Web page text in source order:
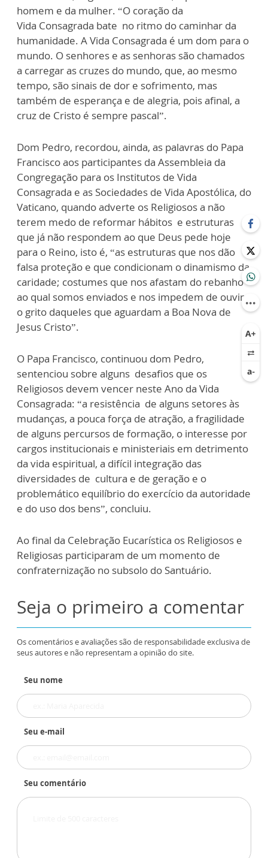
homem e da mulher. “O coração da
Vida Consagrada bate no ritmo do caminhar da
humanidade. A Vida Consagrada é um dom para o
mundo. O senhores e as senhoras são chamados
a carregar as cruzes do mundo, que, ao mesmo
tempo, são sinais de dor e sofrimento, mas
também de esperança e de alegria, pois afinal, a
cruz de Cristo é sempre pascal”.
Dom Pedro, recordou, ainda, as palavras do Papa
Francisco aos participantes da Assembleia da
Congregação para os Institutos de Vida
Consagrada e as Sociedades de Vida Apostólica, do
Vaticano, quando adverte os Religiosos a não
terem medo de reformar hábitos e estruturas
que já não respondem ao que Deus pede hoje
para o Reino, isto é, “as estruturas que nos dão
falsa proteção e que condicionam o dinamismo da
caridade; costumes que nos afastam do rebanho
ao qual somos enviados e nos impedem de ouvir
o grito daqueles que aguardam a Boa Nova de
Jesus Cristo”.
O Papa Francisco, continuou dom Pedro,
sentenciou sobre alguns desafios que os
Religiosos devem vencer neste Ano da Vida
Consagrada: “a resistência de alguns setores às
mudanças, a pouca força de atração, a fragilidade
de alguns percursos de formação, o interesse por
cargos institucionais e ministeriais em detrimento
da vida espiritual, a difícil integração das
diversidades de cultura e de geração e o
problemático equilíbrio do exercício da autoridade
e do uso dos bens”, concluiu.
Ao final da Celebração Eucarística os Religiosos e
Religiosas participaram de um momento de
confraternização no subsolo do Santuário.
Seja o primeiro a comentar
Os comentários e avaliações são de responsabilidade exclusiva de
seus autores e não representam a opinião do site.
Seu nome
Seu e-mail
Seu comentário